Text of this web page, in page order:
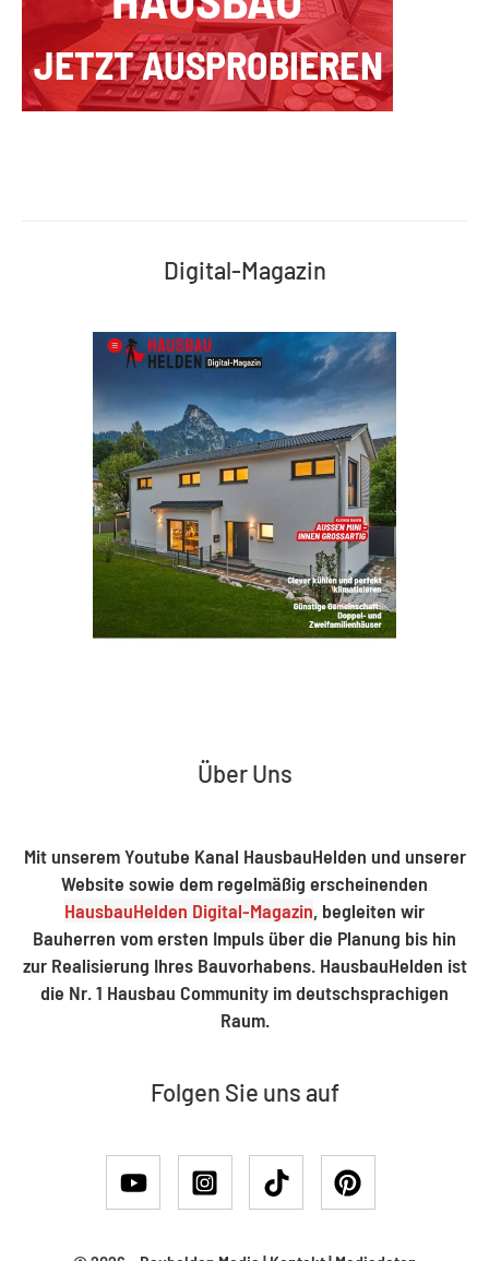
Digital-Magazin
Über Uns
Mit unserem Youtube Kanal HausbauHelden und unserer
Website sowie dem regelmäßig erscheinenden
HausbauHelden Digital-Magazin, begleiten wir
Bauherren vom ersten Impuls über die Planung bis hin
zur Realisierung Ihres Bauvorhabens. HausbauHelden ist
die Nr. 1 Hausbau Community im deutschsprachigen
Raum.
Folgen Sie uns auf